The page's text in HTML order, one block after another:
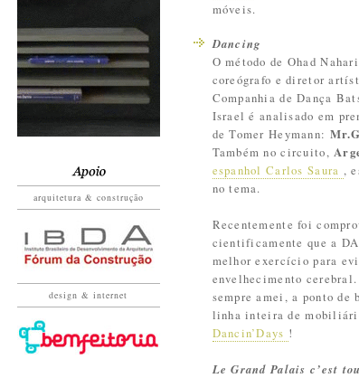
arquitetura & construção
design & internet
móveis.
Dancing
O método de Ohad
coreógrafo e diretor
Companhia de Dança
Israel é analisado em
de Tomer Heymann:
Também no circuito,
espanhol Carlos Saura ,
no tema.
Recentemente foi
cientificamente que a
melhor exercício para
envelhecimento
sempre amei, a ponto de
linha inteira de
Dancin’Days !
Le Grand Palais c’est